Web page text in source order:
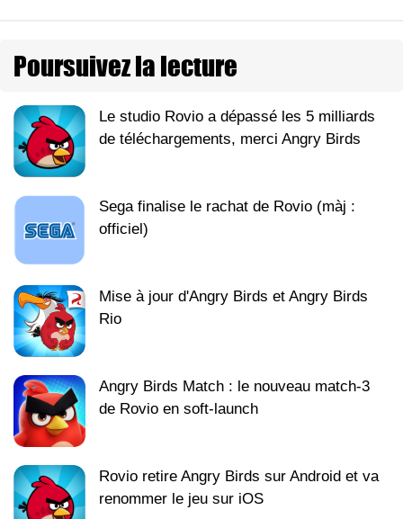
Poursuivez la lecture
Le studio Rovio a dépassé les 5 milliards
de téléchargements, merci Angry Birds
Sega finalise le rachat de Rovio (màj :
officiel)
Mise à jour d'Angry Birds et Angry Birds
Rio
Angry Birds Match : le nouveau match-3
de Rovio en soft-launch
Rovio retire Angry Birds sur Android et va
renommer le jeu sur iOS